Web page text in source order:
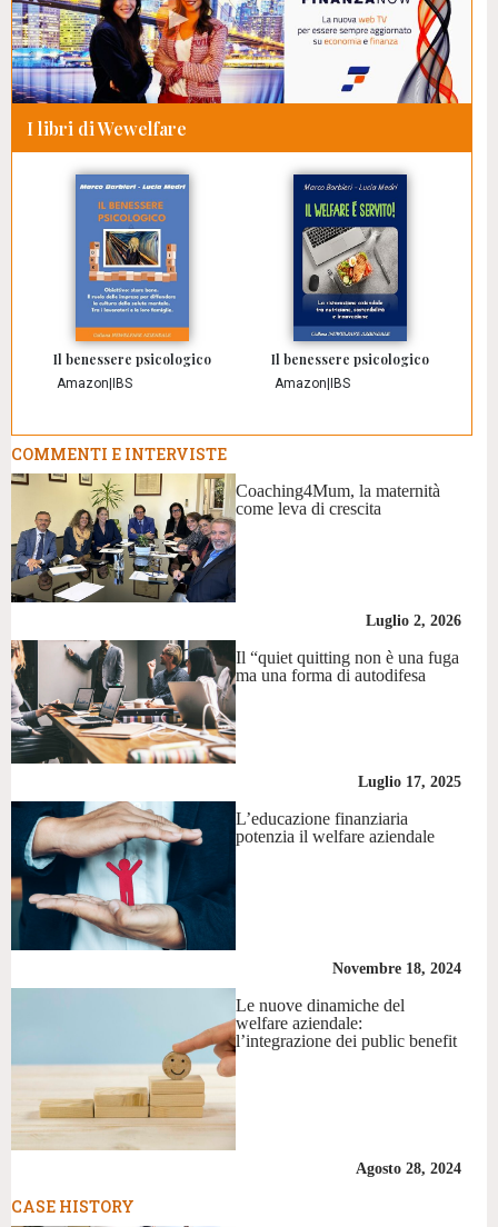
I libri di Wewelfare
Il benessere psicologico
Amazon IBS
Il benessere psicologico
Amazon IBS
COMMENTI E INTERVISTE
Coaching4Mum, la maternità
come leva di crescita
Luglio 2, 2026
Il “quiet quitting non è una fuga
ma una forma di autodifesa
Luglio 17, 2025
L’educazione finanziaria
potenzia il welfare aziendale
Novembre 18, 2024
Le nuove dinamiche del
welfare aziendale:
l’integrazione dei public benefit
Agosto 28, 2024
CASE HISTORY